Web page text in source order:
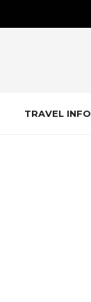
TRAVEL INFO